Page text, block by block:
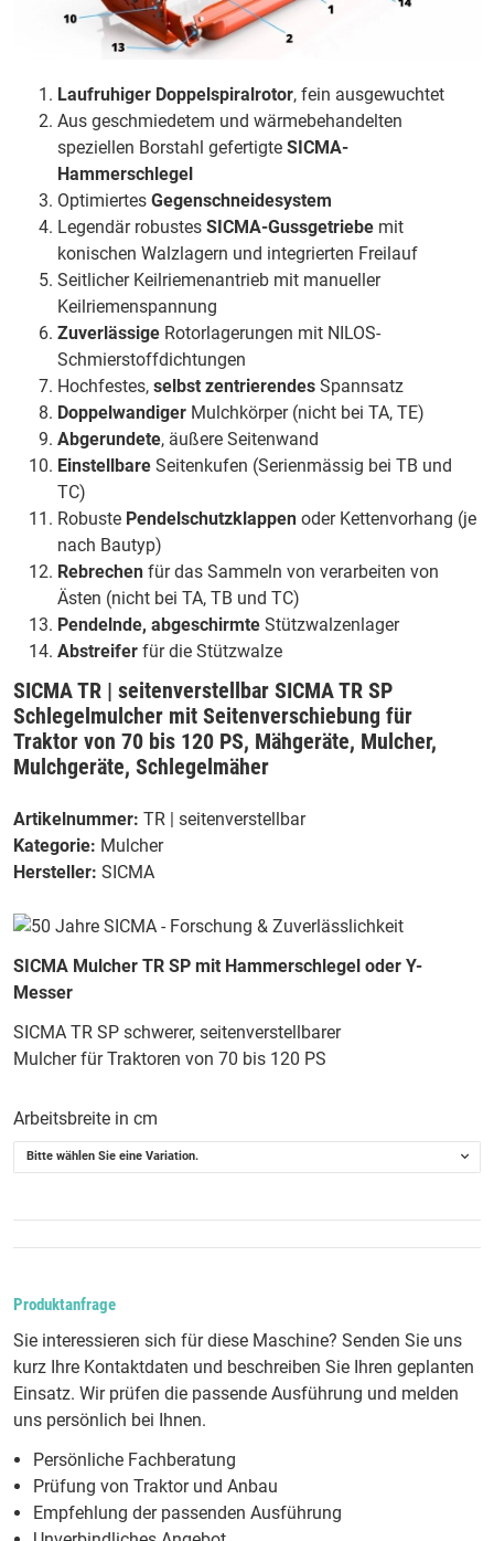
Laufruhiger Doppelspiralrotor, fein ausgewuchtet
Aus geschmiedetem und wärmebehandelten
speziellen Borstahl gefertigte SICMA-
Hammerschlegel
Optimiertes Gegenschneidesystem
Legendär robustes SICMA-Gussgetriebe mit
konischen Walzlagern und integrierten Freilauf
Seitlicher Keilriemenantrieb mit manueller
Keilriemenspannung
Zuverlässige Rotorlagerungen mit NILOS-
Schmierstoffdichtungen
Hochfestes, selbst zentrierendes Spannsatz
Doppelwandiger Mulchkörper (nicht bei TA, TE)
Abgerundete, äußere Seitenwand
Einstellbare Seitenkufen (Serienmässig bei TB und
TC)
Robuste Pendelschutzklappen oder Kettenvorhang (je
nach Bautyp)
Rebrechen für das Sammeln von verarbeiten von
Ästen (nicht bei TA, TB und TC)
Pendelnde, abgeschirmte Stützwalzenlager
Abstreifer für die Stützwalze
SICMA TR | seitenverstellbar SICMA TR SP
Schlegelmulcher mit Seitenverschiebung für
Traktor von 70 bis 120 PS, Mähgeräte, Mulcher,
Mulchgeräte, Schlegelmäher
Artikelnummer: TR | seitenverstellbar
Kategorie: Mulcher
Hersteller: SICMA
SICMA Mulcher TR SP mit Hammerschlegel oder Y-
Messer
SICMA TR SP schwerer, seitenverstellbarer
Mulcher für Traktoren von 70 bis 120 PS
Arbeitsbreite in cm
Bitte wählen Sie eine Variation.
Produktanfrage
Sie interessieren sich für diese Maschine? Senden Sie uns
kurz Ihre Kontaktdaten und beschreiben Sie Ihren geplanten
Einsatz. Wir prüfen die passende Ausführung und melden
uns persönlich bei Ihnen.
Persönliche Fachberatung
Prüfung von Traktor und Anbau
Empfehlung der passenden Ausführung